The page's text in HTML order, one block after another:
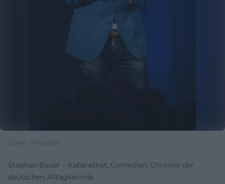
Quelle: Wikipedia
Stephan Bauer – Kabarettist, Comedian, Chronist der
deutschen Alltagskomik